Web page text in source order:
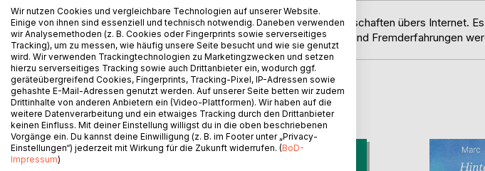
Dieses Buch beschreibt diverse Erfahrungen mit Bekanntschaften übers Internet.
Online-Datingportalen und die Suche nach Liebe. Eigene und Fremderfahrungen
WEITERE TITEL BEIBoD
Wir nutzen Cookies und vergleichbare Technologien auf unserer Website.
Einige von ihnen sind essenziell und technisch notwendig. Daneben verwenden
wir Analysemethoden (z. B. Cookies oder Fingerprints sowie serverseitiges
Tracking), um zu messen, wie häufig unsere Seite besucht und wie sie genutzt
wird. Wir verwenden Trackingtechnologien zu Marketingzwecken und setzen
hierzu serverseitiges Tracking sowie auch Drittanbieter ein, wodurch ggf.
geräteübergreifend Cookies, Fingerprints, Tracking-Pixel, IP-Adressen sowie
gehashte E-Mail-Adressen genutzt werden. Auf unserer Seite betten wir zudem
Drittinhalte von anderen Anbietern ein (Video-Plattformen). Wir haben auf die
weitere Datenverarbeitung und ein etwaiges Tracking durch den Drittanbieter
keinen Einfluss. Mit deiner Einstellung willigst du in die oben beschriebenen
Vorgänge ein. Du kannst deine Einwilligung (z. B. im Footer unter „Privacy-
Einstellungen“) jederzeit mit Wirkung für die Zukunft widerrufen. (BoD-
Impressum)